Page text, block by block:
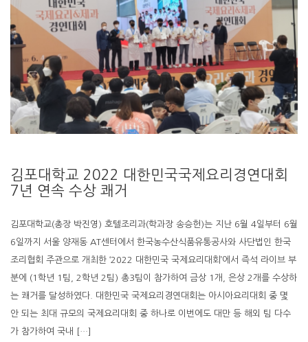
김포대학교 2022 대한민국국제요리경연대회
7년 연속 수상 쾌거
김포대학교(총장 박진영) 호텔조리과(학과장 송승헌)는 지난 6월 4일부터 6월
6일까지 서울 양재동 AT센터에서 한국농수산식품유통공사와 사단법인 한국
조리협회 주관으로 개최한 ‘2022 대한민국 국제요리대회’에서 즉석 라이브 부
분에 (1학년 1팀, 2학년 2팀) 총3팀이 참가하여 금상 1개, 은상 2개를 수상하
는 쾌거를 달성하였다. 대한민국 국제요리경연대회는 아시아요리대회 중 몇
안 되는 최대 규모의 국제요리대회 중 하나로 이번에도 대만 등 해외 팀 다수
가 참가하여 국내 […]